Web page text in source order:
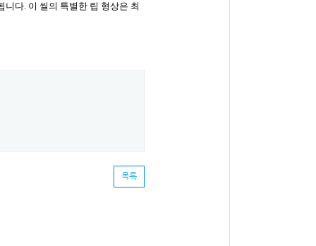
니다. 이 씰의 특별한 립 형상은 최
목록